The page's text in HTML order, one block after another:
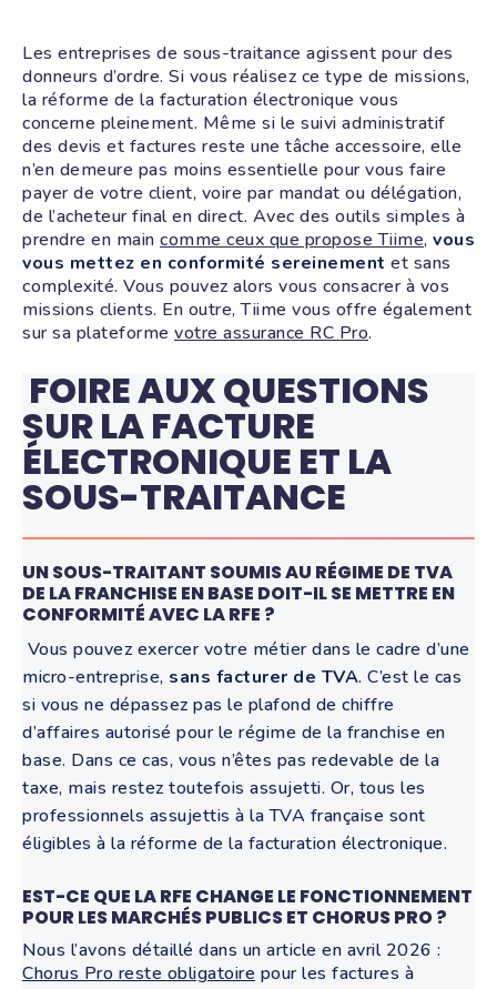
Les entreprises de sous-traitance agissent pour des
donneurs d’ordre. Si vous réalisez ce type de missions,
la réforme de la facturation électronique vous
concerne pleinement. Même si le suivi administratif
des devis et factures reste une tâche accessoire, elle
n’en demeure pas moins essentielle pour vous faire
payer de votre client, voire par mandat ou délégation,
de l’acheteur final en direct. Avec des outils simples à
prendre en main comme ceux que propose Tiime, vous
vous mettez en conformité sereinement et sans
complexité. Vous pouvez alors vous consacrer à vos
missions clients. En outre, Tiime vous offre également
sur sa plateforme votre assurance RC Pro.
FOIRE AUX QUESTIONS
SUR LA FACTURE
ÉLECTRONIQUE ET LA
SOUS-TRAITANCE
UN SOUS-TRAITANT SOUMIS AU RÉGIME DE TVA
DE LA FRANCHISE EN BASE DOIT-IL SE METTRE EN
CONFORMITÉ AVEC LA RFE ?
Vous pouvez exercer votre métier dans le cadre d’une
micro-entreprise, sans facturer de TVA. C’est le cas
si vous ne dépassez pas le plafond de chiffre
d’affaires autorisé pour le régime de la franchise en
base. Dans ce cas, vous n’êtes pas redevable de la
taxe, mais restez toutefois assujetti. Or, tous les
professionnels assujettis à la TVA française sont
éligibles à la réforme de la facturation électronique.
EST-CE QUE LA RFE CHANGE LE FONCTIONNEMENT
POUR LES MARCHÉS PUBLICS ET CHORUS PRO ?
Nous l’avons détaillé dans un article en avril 2026 :
Chorus Pro reste obligatoire pour les factures à